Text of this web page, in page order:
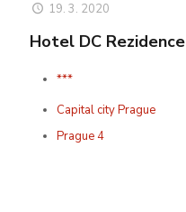
19. 3. 2020
Hotel DC Rezidence
***
Capital city Prague
Prague 4